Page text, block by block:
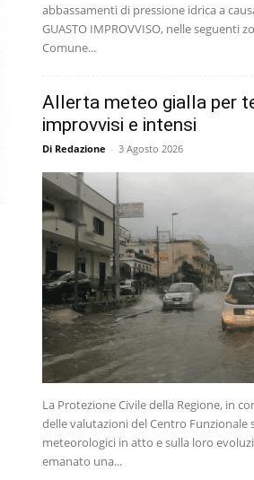
abbassamenti di pressione idrica a
GUASTO IMPROVVISO, nelle seguenti
Comune...
Allerta meteo gialla per
improvvisi e intensi
Di Redazione - 3 Agosto 2026
La Protezione Civile della Regione, in
delle valutazioni del Centro Funzionale
meteorologici in atto e sulla loro
emanato una...